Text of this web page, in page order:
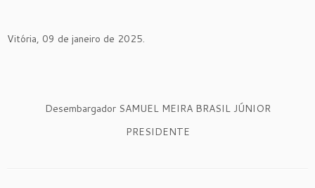
Vitória, 09 de janeiro de 2025.
Desembargador SAMUEL MEIRA BRASIL JÚNIOR
PRESIDENTE